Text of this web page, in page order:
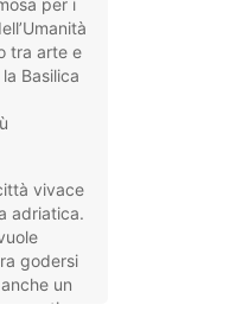
per i
tra arte e
Basilica
vivace
adriatica.
godersi
un
e